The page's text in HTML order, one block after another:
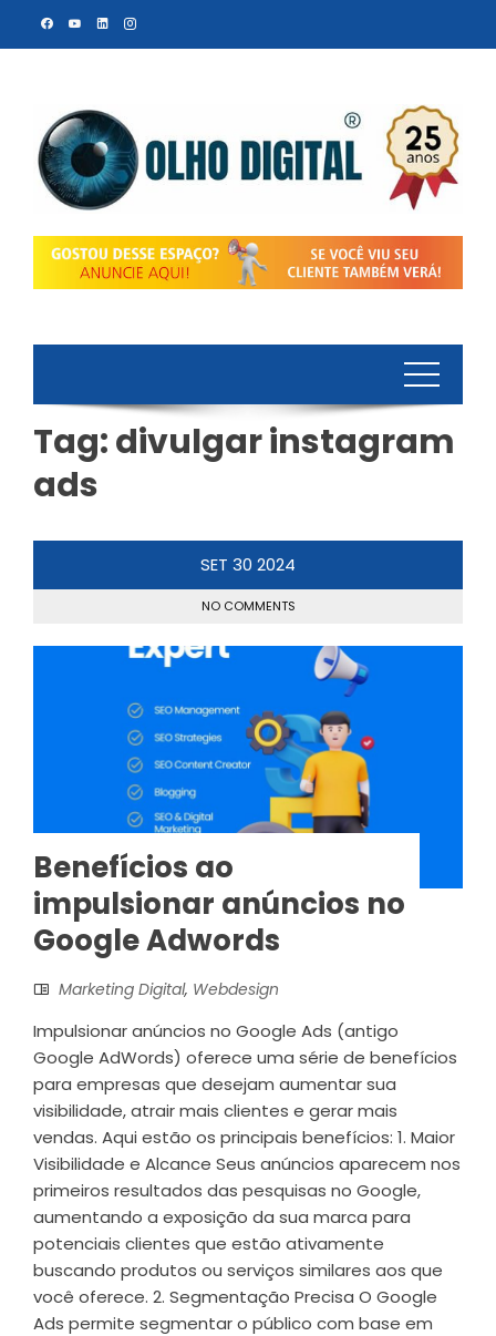
Tag:divulgar instagram
ads
SET 30 2024
NO COMMENTS
Benefícios ao
impulsionar anúncios no
Google Adwords
Marketing Digital, Webdesign
Impulsionar anúncios no Google Ads (antigo
Google AdWords) oferece uma série de benefícios
para empresas que desejam aumentar sua
visibilidade, atrair mais clientes e gerar mais
vendas. Aqui estão os principais benefícios: 1. Maior
Visibilidade e Alcance Seus anúncios aparecem nos
primeiros resultados das pesquisas no Google,
aumentando a exposição da sua marca para
potenciais clientes que estão ativamente
buscando produtos ou serviços similares aos que
você oferece. 2. Segmentação Precisa O Google
Ads permite segmentar o público com base em